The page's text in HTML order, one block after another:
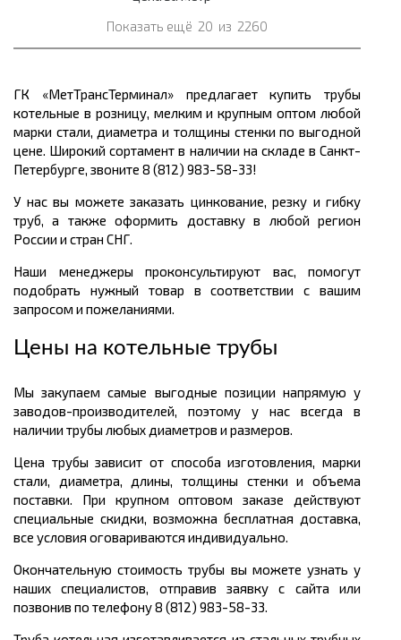
Показать ещё 20 из 2260
ГК «МетТрансТерминал» предлагает купить трубы
котельные в розницу, мелким и крупным оптом любой
марки стали, диаметра и толщины стенки по выгодной
цене. Широкий сортамент в наличии на складе в Санкт-
Петербурге, звоните 8 (812) 983-58-33!
У нас вы можете заказать цинкование, резку и гибку
труб, а также оформить доставку в любой регион
России и стран СНГ.
Наши менеджеры проконсультируют вас, помогут
подобрать нужный товар в соответствии с вашим
запросом и пожеланиями.
Цены на котельные трубы
Мы закупаем самые выгодные позиции напрямую у
заводов-производителей, поэтому у нас всегда в
наличии трубы любых диаметров и размеров.
Цена трубы зависит от способа изготовления, марки
стали, диаметра, длины, толщины стенки и объема
поставки. При крупном оптовом заказе действуют
специальные скидки, возможна бесплатная доставка,
все условия оговариваются индивидуально.
Окончательную стоимость трубы вы можете узнать у
наших специалистов, отправив заявку с сайта или
позвонив по телефону 8 (812) 983-58-33.